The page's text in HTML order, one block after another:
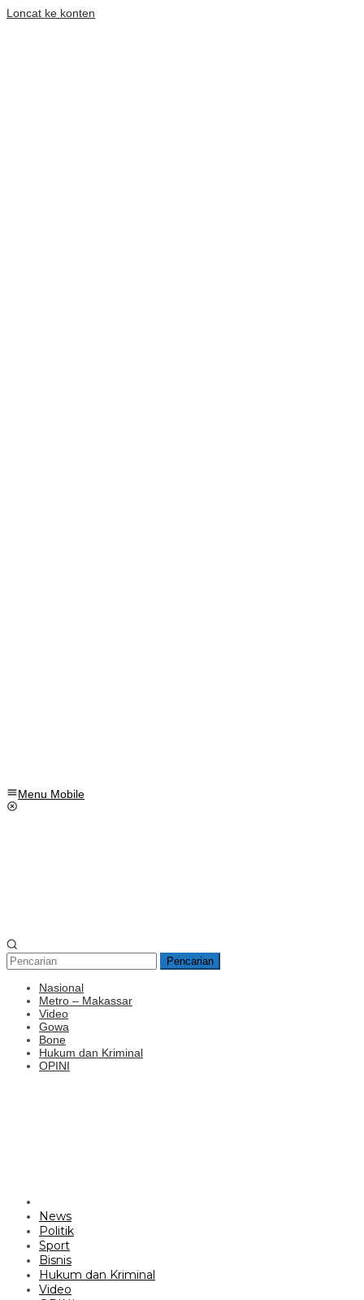
Loncat ke konten
Menu Mobile
Pencarian
Nasional
Metro – Makassar
Video
Gowa
Bone
Hukum dan Kriminal
OPINI
News
Politik
Sport
Bisnis
Hukum dan Kriminal
Video